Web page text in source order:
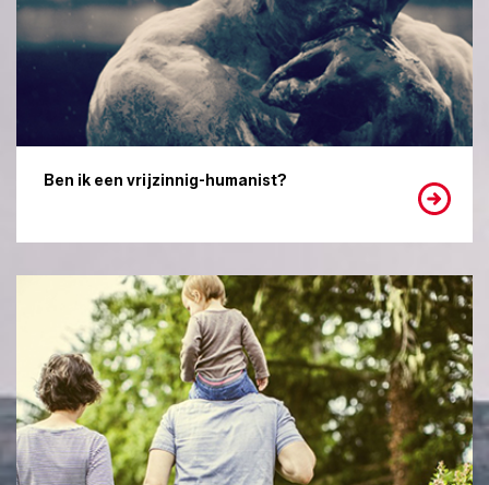
Ben ik een vrijzinnig-humanist?